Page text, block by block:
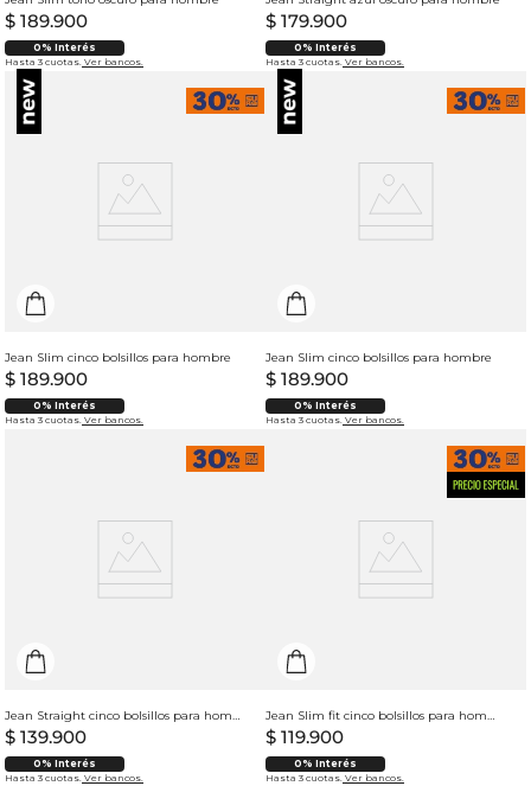
$ 189.900
0% Interés
Hasta 3 cuotas. Ver bancos.
$ 179.900
0% Interés
Hasta 3 cuotas. Ver bancos.
Jean Slim cinco bolsillos para hombre
$ 189.900
0% Interés
Hasta 3 cuotas. Ver bancos.
Jean Slim cinco bolsillos para hombre
$ 189.900
0% Interés
Hasta 3 cuotas. Ver bancos.
Jean Straight cinco bolsillos para hombre
$ 139.900
0% Interés
Hasta 3 cuotas. Ver bancos.
Jean Slim fit cinco bolsillos para hombre
$ 119.900
0% Interés
Hasta 3 cuotas. Ver bancos.